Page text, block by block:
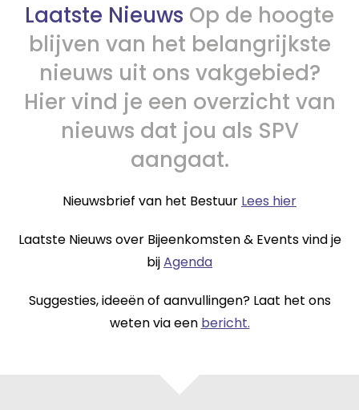
Laatste Nieuws Op de hoogte
blijven van het belangrijkste
nieuws uit ons vakgebied?
Hier vind je een overzicht van
nieuws dat jou als SPV
aangaat.
Nieuwsbrief van het Bestuur Lees hier
Laatste Nieuws over Bijeenkomsten & Events vind je
bijAgenda
Suggesties, ideeën of aanvullingen? Laat het ons
weten via een bericht.